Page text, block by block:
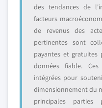
des tendances de
facteurs
de revenus des
pertinentes sont
payantes et
données fiable.
intégrées pour
dimensionnement du
principales